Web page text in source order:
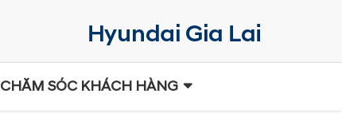
CHĂM SÓC KHÁCH HÀNG